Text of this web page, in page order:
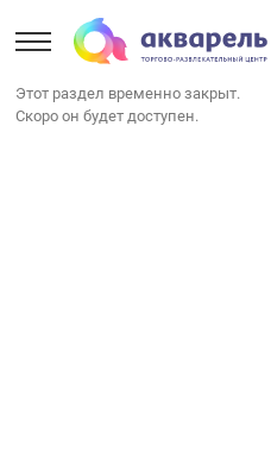
Этот раздел временно закрыт.
Скоро он будет доступен.